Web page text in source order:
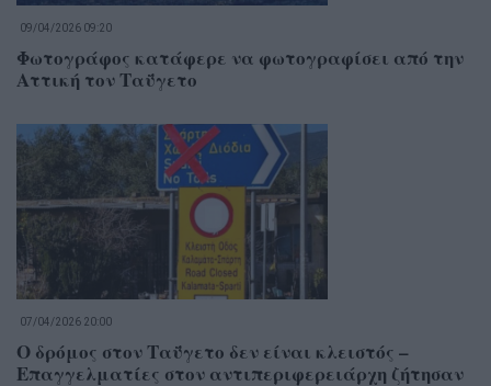
09/04/2026 09:20
Φωτογράφος κατάφερε να φωτογραφίσει από την
Αττική τον Ταΰγετο
07/04/2026 20:00
Ο δρόμος στον Ταΰγετο δεν είναι κλειστός –
Επαγγελματίες στον αντιπεριφερειάρχη ζήτησαν